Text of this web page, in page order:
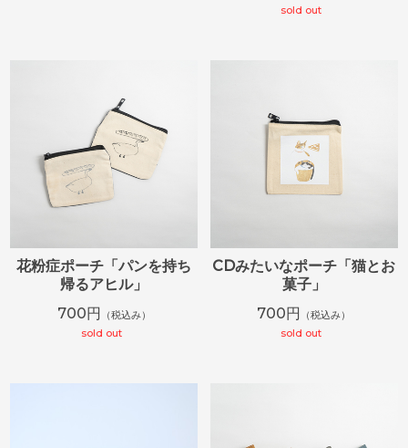
sold out
花粉症ポーチ「パンを持ち
帰るアヒル」
700円
（税込み）
sold out
CDみたいなポーチ「猫とお
菓子」
700円
（税込み）
sold out